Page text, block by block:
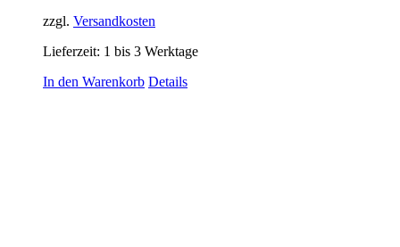
zzgl. Versandkosten
Lieferzeit: 1 bis 3 Werktage
In den Warenkorb Details